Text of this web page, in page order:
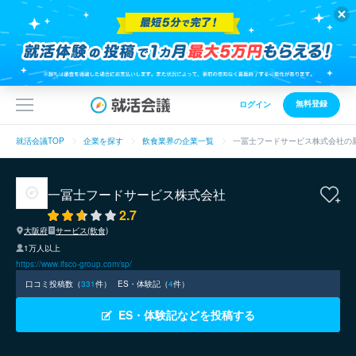
ログイン 無料登録
就活会議TOP 企業を探す 飲食業界の企業一覧 一冨士フードサービス株式会社の
一冨士フードサービス株式会社
2.7
大阪府
サービス(飲食)
1万人以上
https://www.ifsco-group.com/sp/
口コミ投稿数（331件） ES・体験記（4件）
ES・体験記などを投稿する